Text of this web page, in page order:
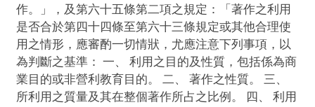
作。」，及第六十五條第二項之規定：「著作之利用
是否合於第四十四條至第六十三條規定或其他合理使
用之情形，應審酌一切情狀，尤應注意下列事項，以
為判斷之基準： 一、 利用之目的及性質，包括係為商
業目的或非營利教育目的。 二、 著作之性質。 三、
所利用之質量及其在整個著作所占之比例。 四、 利用